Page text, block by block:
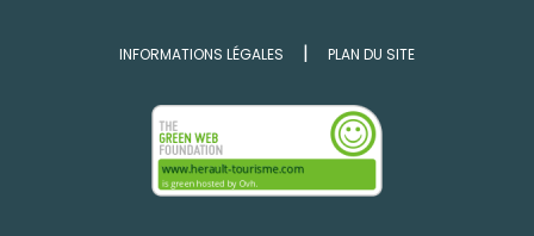
INFORMATIONS LÉGALES PLAN DU SITE